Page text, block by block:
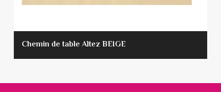
Chemin de table Altez BEIGE